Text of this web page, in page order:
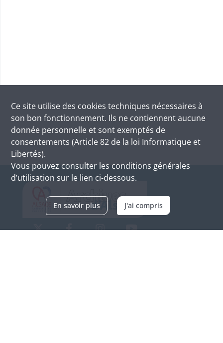
Ce site utilise des cookies techniques nécessaires à
son bon fonctionnement. Ils ne contiennent aucune
donnée personnelle et sont exemptés de
consentements (Article 82 de la loi Informatique et
Libertés).
Vous pouvez consulter les conditions générales
d’utilisation sur le lien ci-dessous.
En savoir plus J'ai compris